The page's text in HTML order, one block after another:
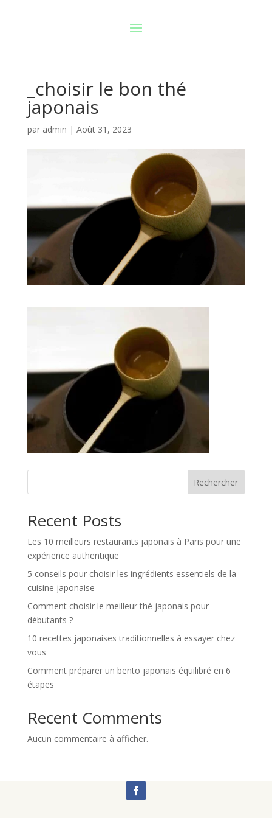
_choisir le bon thé
japonais
par admin | Août 31, 2023
Rechercher
Recent Posts
Les 10 meilleurs restaurants japonais à Paris pour une
expérience authentique
5 conseils pour choisir les ingrédients essentiels de la
cuisine japonaise
Comment choisir le meilleur thé japonais pour
débutants ?
10 recettes japonaises traditionnelles à essayer chez
vous
Comment préparer un bento japonais équilibré en 6
étapes
Recent Comments
Aucun commentaire à afficher.